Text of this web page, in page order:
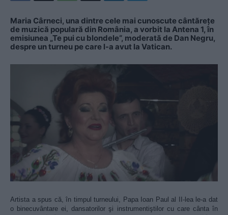
Maria Cârneci, una dintre cele mai cunoscute cântăreţe
de muzică populară din România, a vorbit la Antena 1, în
emisiunea „Te pui cu blondele“, moderată de Dan Negru,
despre un turneu pe care l-a avut la Vatican.
Artista a spus că, în timpul turneului, Papa Ioan Paul al II-lea le-a dat
o binecuvântare ei, dansatorilor şi instrumentiştilor cu care cânta în